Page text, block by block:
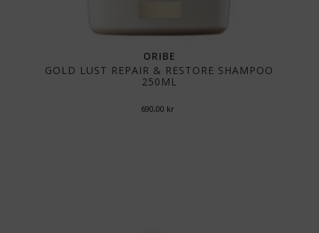
ORIBE
GOLD LUST REPAIR & RESTORE SHAMPOO
250ML
690,00 kr